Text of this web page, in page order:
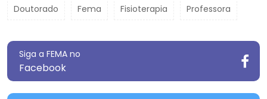
Doutorado Fema Fisioterapia Professora
Siga a FEMA no
Facebook